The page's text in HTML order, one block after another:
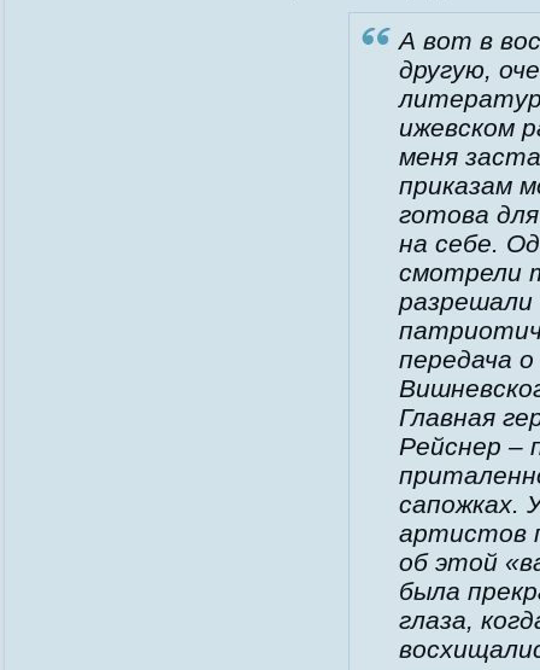
А вот в
другую,
ижевском
меня
приказам
готова
на себе.
смотрели
передача
Главная
Рейснер –
сапожках.
артистов
об этой
была
глаза,